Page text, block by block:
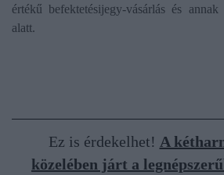
értékű befektetésijegy-vásárlás és
alatt.
Ez is érdekelhet! A
közelében járt a